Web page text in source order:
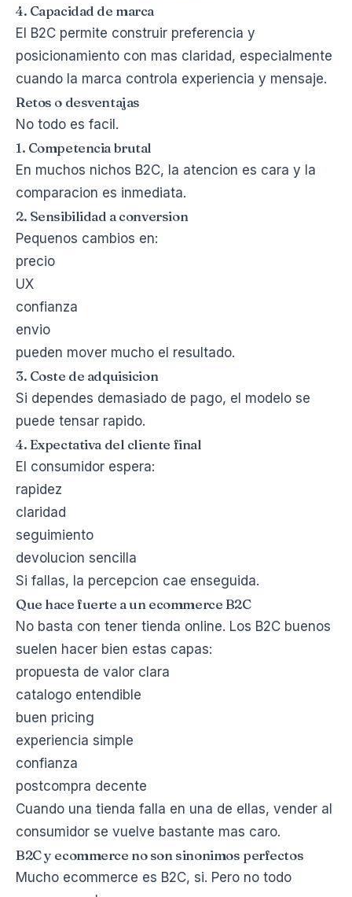
4. Capacidad de marca
El B2C permite construir preferencia y
posicionamiento con mas claridad, especialmente
cuando la marca controla experiencia y mensaje.
Retos o desventajas
No todo es facil.
1. Competencia brutal
En muchos nichos B2C, la atencion es cara y la
comparacion es inmediata.
2. Sensibilidad a conversion
Pequenos cambios en:
precio
UX
confianza
envio
pueden mover mucho el resultado.
3. Coste de adquisicion
Si dependes demasiado de pago, el modelo se
puede tensar rapido.
4. Expectativa del cliente final
El consumidor espera:
rapidez
claridad
seguimiento
devolucion sencilla
Si fallas, la percepcion cae enseguida.
Que hace fuerte a un ecommerce B2C
No basta con tener tienda online. Los B2C buenos
suelen hacer bien estas capas:
propuesta de valor clara
catalogo entendible
buen pricing
experiencia simple
confianza
postcompra decente
Cuando una tienda falla en una de ellas, vender al
consumidor se vuelve bastante mas caro.
B2C y ecommerce no son sinonimos perfectos
Mucho ecommerce es B2C, si. Pero no todo